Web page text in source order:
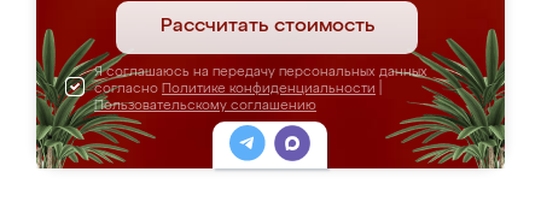
Рассчитать стоимость
Я соглашаюсь на передачу персональных данных
согласно Политике конфиденциальности
Пользовательскому соглашению